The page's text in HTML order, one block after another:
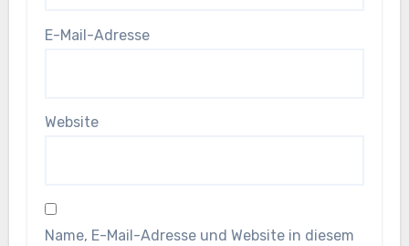
E-Mail-Adresse
Website
Name, E-Mail-Adresse und Website in diesem